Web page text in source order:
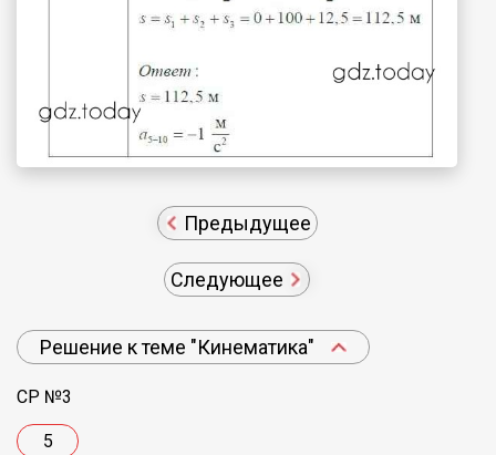
Предыдущее
Следующее
Решение к теме "Кинематика"
СР №3
5